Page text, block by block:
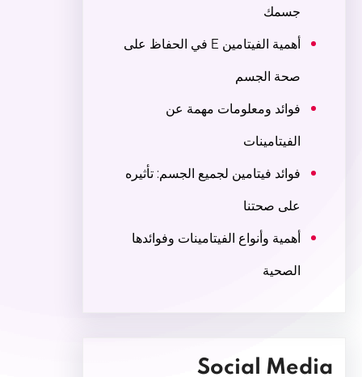
جسمك
أهمية الفيتامين E في الحفاظ على
صحة الجسم
فوائد ومعلومات مهمة عن
الفيتامينات
فوائد فيتامين لجميع الجسم: تأثيره
على صحتنا
أهمية وأنواع الفيتامينات وفوائدها
الصحية
Social Media